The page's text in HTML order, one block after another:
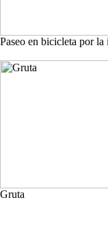
Paseo en bicicleta por la
Gruta